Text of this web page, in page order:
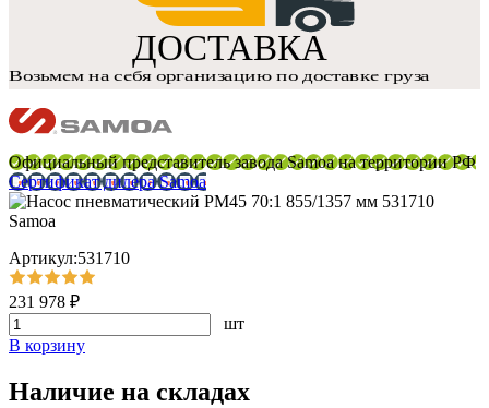
Официальный представитель завода Samoa на территории РФ
Сертификат дилера Samoa
Артикул:531710
231 978 ₽
шт
В корзину
Наличие на складах